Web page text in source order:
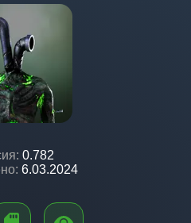
0.782
6.03.2024